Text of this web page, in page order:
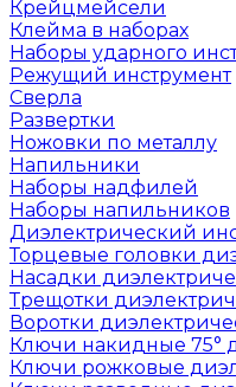
Крейцмейсели
Клейма в наборах
Наборы ударного
Режущий инструмент
Сверла
Развертки
Ножовки по металлу
Напильники
Наборы надфилей
Наборы напильников
Диэлектрический
Торцевые головки
Насадки
Трещотки
Воротки
Ключи накидные 75°
Ключи рожковые